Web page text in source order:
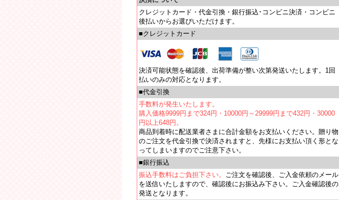
クレジットカード・代金引換・銀行振込･コンビニ決済・コンビニ
後払いからお選びいただけます。
■クレジットカード
決済可能状態を確認後、出荷準備が整い次第発送いたします。1回
払いのみの対応となります。
■代金引換
手数料が発生いたします。
購入価格9999円まで324円・10000円～29999円まで432円・30000
円以上648円。
商品到着時に配送業者さまに合計金額をお支払いください。贈り物
のご注文を代金引換で決済されますと、先様にお支払い頂く形とな
ってしまいますのでご注意下さい。
■銀行振込
振込手数料はご負担下さい。 ご注文を確認後、ご入金依頼のメール
を送信いたしますので、確認後にお振込み下さい。ご入金確認後の
発送となります。